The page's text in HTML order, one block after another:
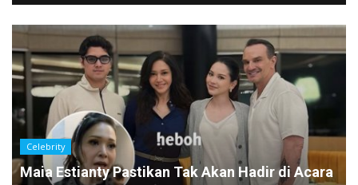
Celebrity
Maia Estianty Pastikan Tak Akan Hadir di Acara